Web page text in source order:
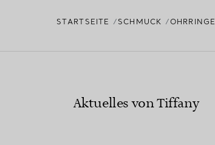
STARTSEITE SCHMUCK OHRRINGE
Aktuelles von Tiffany